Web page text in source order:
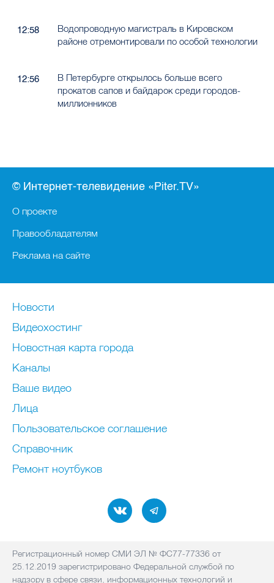
12:58
Водопроводную магистраль в Кировском
районе отремонтировали по особой технологии
12:56
В Петербурге открылось больше всего
прокатов сапов и байдарок среди городов-
миллионников
© Интернет-телевидение «Piter.TV»
О проекте
Правообладателям
Реклама на сайте
Новости
Видеохостинг
Новостная карта города
Каналы
Ваше видео
Лица
Пользовательское соглашение
Справочник
Ремонт нoутбуков
Регистрационный номер СМИ ЭЛ № ФС77-77336 от
25.12.2019 зарегистрировано Федеральной службой по
надзору в сфере связи, информационных технологий и